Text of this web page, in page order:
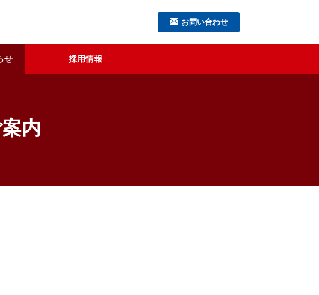
お問い合わせ
せ 採用情報
内